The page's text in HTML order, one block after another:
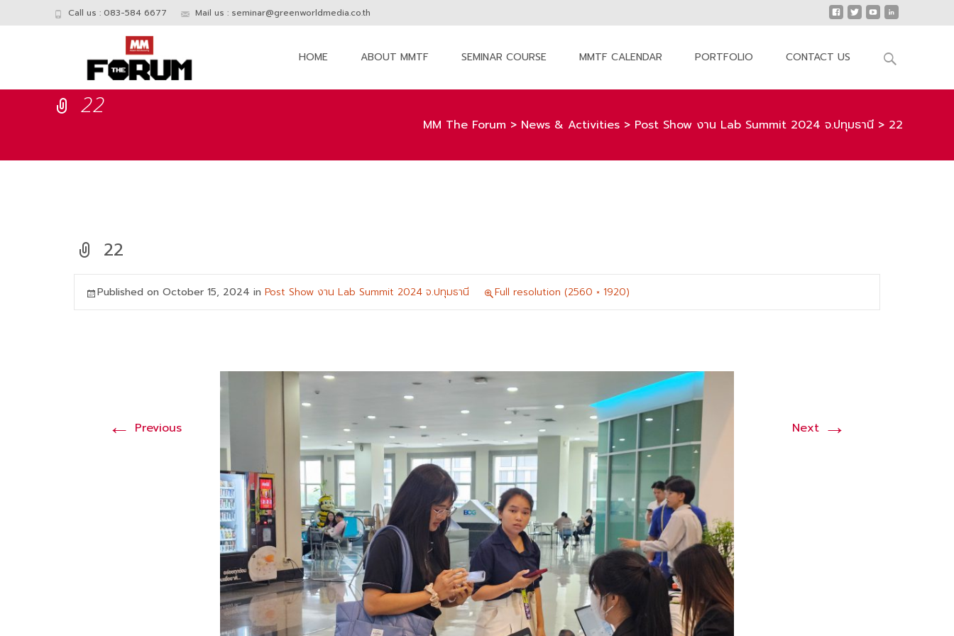
Call us : 083-584 6677 Mail us : seminar@greenworldmedia.co.th
HOME ABOUT MMTF SEMINAR COURSE MMTF CALENDAR PORTFOLIO CONTACT US
Search
22
MM The Forum > News & Activities > Post Show งาน Lab Summit 2024 จ.ปทุมธานี > 22
22
Published on October 15, 2024 in Post Show งาน Lab Summit 2024 จ.ปทุมธานี Full resolution (2560 × 1920)
← Previous Next →